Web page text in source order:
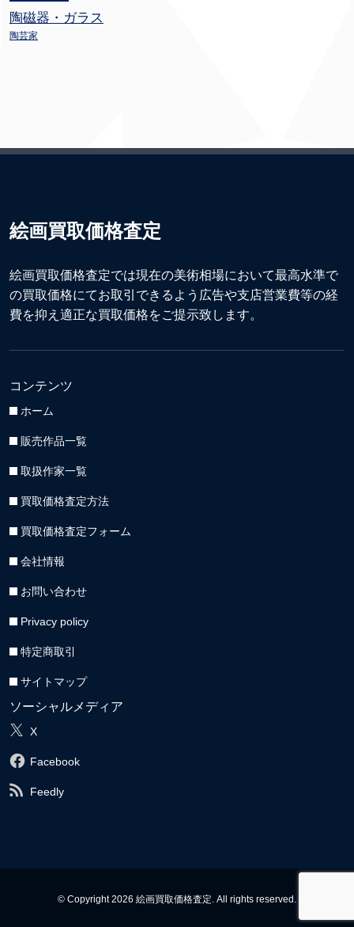
陶磁器・ガラス
陶芸家
絵画買取価格査定
絵画買取価格査定では現在の美術相場において最高水準で
の買取価格にてお取引できるよう広告や支店営業費等の経
費を抑え適正な買取価格をご提示致します。
コンテンツ
ホーム
販売作品一覧
取扱作家一覧
買取価格査定方法
買取価格査定フォーム
会社情報
お問い合わせ
Privacy policy
特定商取引
サイトマップ
ソーシャルメディア
X
Facebook
Feedly
© Copyright 2026 絵画買取価格査定. All rights reserved.